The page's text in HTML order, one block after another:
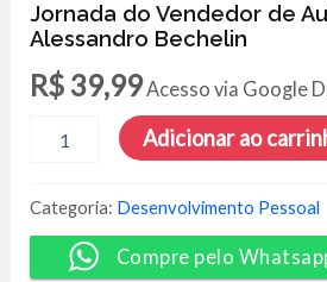
Jornada do Vendedor de
Alessandro Bechelin
R$ 39,99Acesso via Google
de
Automóveis
-
Alessandro
Adicionar ao
Categoria: Desenvolvimento Pessoal
Compre pelo